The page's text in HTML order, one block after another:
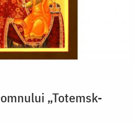
„Totemsk-